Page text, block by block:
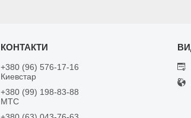
+380 (96) 576-17-16
Киевстар
+380 (99) 198-83-88
MTC